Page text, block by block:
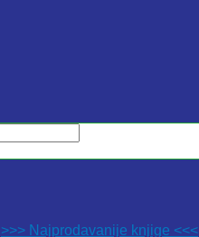
>>> Najprodavanije knjige <<<